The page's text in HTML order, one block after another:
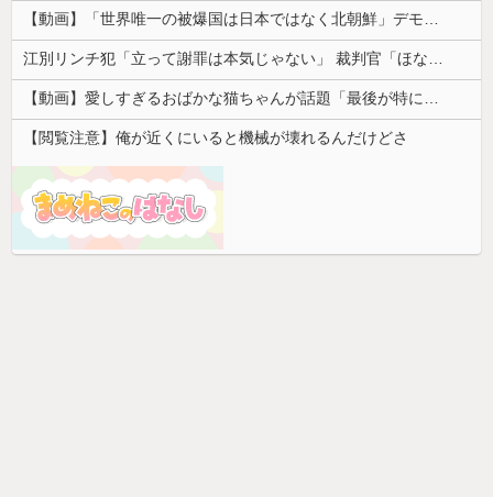
【動画】「世界唯一の被爆国は日本ではなく北朝鮮」デモが開催される
江別リンチ犯「立って謝罪は本気じゃない」 裁判官「ほな裁判で土下座してないキミは本気じゃないな」
【動画】愛しすぎるおばかな猫ちゃんが話題「最後が特にかわいいｗ」
【閲覧注意】俺が近くにいると機械が壊れるんだけどさ